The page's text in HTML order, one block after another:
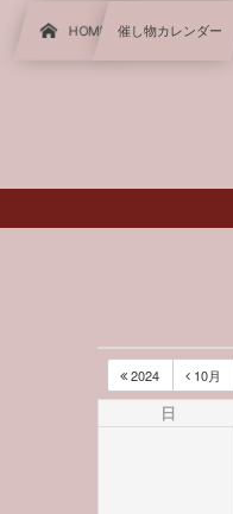
HOME 催し物カレンダー
2024 10月
日